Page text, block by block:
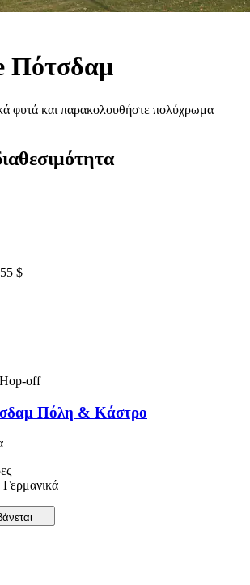
Πότσδαμ
φυτά και παρακολουθήστε πολύχρωμα
$
off
Πόλη & Κάστρο